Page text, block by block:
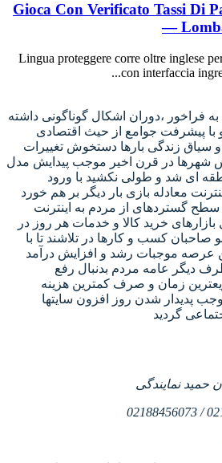
Gioca Con Verificato Tassi Di
—
Lingua proteggere corre oltre inglese
con interfaccia
به فراخور ،دوران اشکال گوناگونی داشته
پیشرفت جوامع از حیث اقتصادی
سیاق زندگی بارها دستخوش تغییرات
شهرها در قرن اخیر موجب پیدایش مدل
ای شد و طولی نکشید با ورود
معادله بازی بار دیگر بر هم خورد
گستردهای از مردم به اینترنت
خرید کالا و خدمات هر روز در
کسب و کارها در تلاشند تا با
عرصه موجبات رشد و افزایش درآمد
دیگر عامه مردم بدنبال رفع
زمان و صرف کمترین هزینه
پدیدار شدن روز افزون سایتها
حمید نمایندگی